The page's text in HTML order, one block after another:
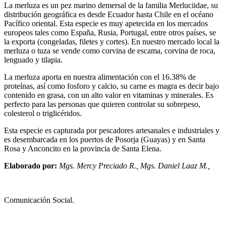
La merluza es un pez marino demersal de la familia Merluciidae, su
distribución geográfica es desde Ecuador hasta Chile en el océano
Pacífico oriental. Esta especie es muy apetecida en los mercados
europeos tales como España, Rusia, Portugal, entre otros países, se
la exporta (congeladas, filetes y cortes). En nuestro mercado local la
merluza o tuza se vende como corvina de escama, corvina de roca,
lenguado y tilapia.
La merluza aporta en nuestra alimentación con el 16.38% de
proteínas, así como fosforo y calcio, su carne es magra es decir bajo
contenido en grasa, con un alto valor en vitaminas y minerales. Es
perfecto para las personas que quieren controlar su sobrepeso,
colesterol o triglicéridos.
Esta especie es capturada por pescadores artesanales e industriales y
es desembarcada en los puertos de Posorja (Guayas) y en Santa
Rosa y Anconcito en la provincia de Santa Elena.
Elaborado por: Mgs. Mercy Preciado R., Mgs. Daniel Laaz M.,
Comunicación Social.